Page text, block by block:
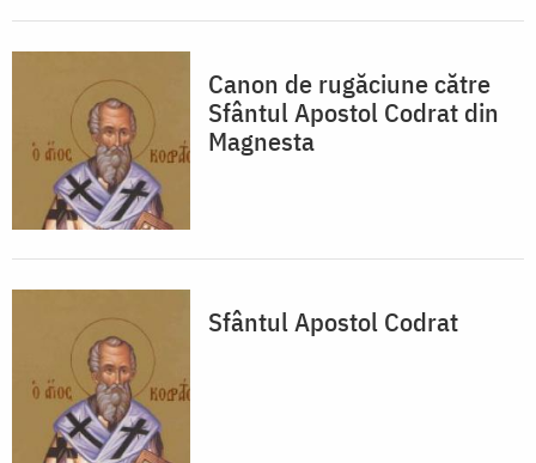
Canon de rugăciune către
Sfântul Apostol Codrat din
Magnesta
Sfântul Apostol Codrat